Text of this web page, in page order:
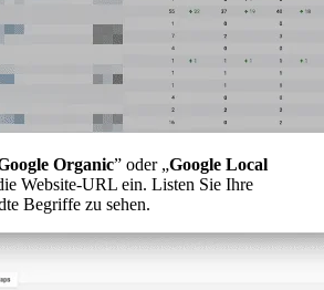
Organic” oder „Google Local
Website-URL ein. Listen Sie Ihre
Begriffe zu sehen.